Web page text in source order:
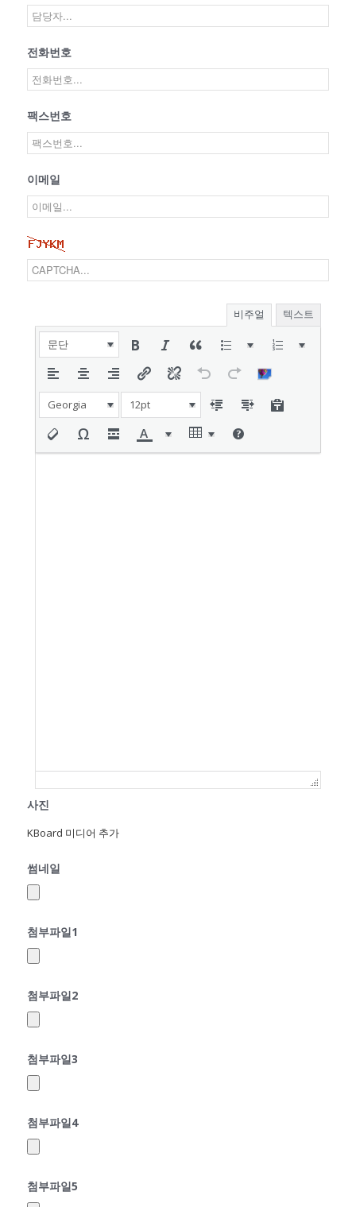
전화번호
팩스번호
이메일
비주얼 텍스트
문단
Georgia 12pt
사진
KBoard 미디어 추가
썸네일
첨부파일1
첨부파일2
첨부파일3
첨부파일4
첨부파일5